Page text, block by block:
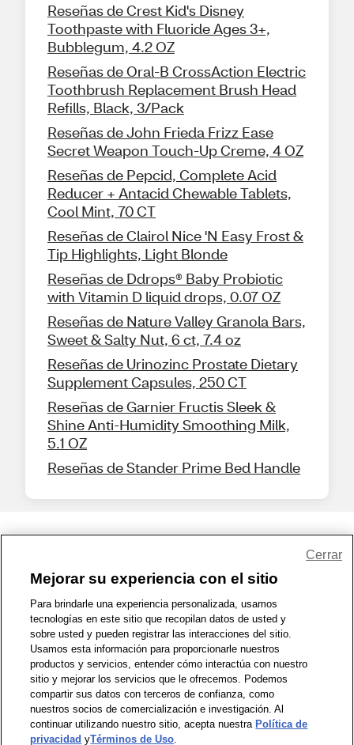
Reseñas de Crest Kid's Disney
Toothpaste with Fluoride Ages 3+,
Bubblegum, 4.2 OZ
Reseñas de Oral-B CrossAction Electric
Toothbrush Replacement Brush Head
Refills, Black, 3/Pack
Reseñas de John Frieda Frizz Ease
Secret Weapon Touch-Up Creme, 4 OZ
Reseñas de Pepcid, Complete Acid
Reducer + Antacid Chewable Tablets,
Cool Mint, 70 CT
Reseñas de Clairol Nice 'N Easy Frost &
Tip Highlights, Light Blonde
Reseñas de Ddrops® Baby Probiotic
with Vitamin D liquid drops, 0.07 OZ
Reseñas de Nature Valley Granola Bars,
Sweet & Salty Nut, 6 ct, 7.4 oz
Reseñas de Urinozinc Prostate Dietary
Supplement Capsules, 250 CT
Reseñas de Garnier Fructis Sleek &
Shine Anti-Humidity Smoothing Milk,
5.1 OZ
Reseñas de Stander Prime Bed Handle
1-800-679-9691 | Contáctenos | Términos de Uso | Accesibilidad
Política de Privacidad | WA Privacy Policy | Mapa del sitio
Zona de Bienestar | © 1999 - 2026 CVS.com
Mejorar su experiencia con el sitio
Para brindarle una experiencia personalizada, usamos
tecnologías en este sitio que recopilan datos de usted y
sobre usted y pueden registrar las interacciones del sitio.
Usamos esta información para proporcionarle nuestros
productos y servicios, entender cómo interactúa con nuestro
sitio y mejorar los servicios que le ofrecemos. Podemos
compartir sus datos con terceros de confianza, como
nuestros socios de comercialización e investigación. Al
continuar utilizando nuestro sitio, acepta nuestra Política de
privacidad yTérminos de Uso.
Cerrar